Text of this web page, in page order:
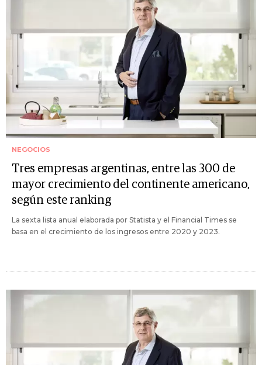
NEGOCIOS
Tres empresas argentinas, entre las 300 de
mayor crecimiento del continente americano,
según este ranking
La sexta lista anual elaborada por Statista y el Financial Times se
basa en el crecimiento de los ingresos entre 2020 y 2023.